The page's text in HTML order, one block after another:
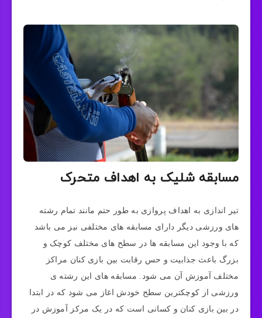
مسابقه شلیک به اهداف متحرک
تیر اندازی به اهداف پروازی به طور حتم مانند تمام رشته
های ورزشی دیگر دارای مسابقه های مختلفی نیز می باشد
که با وجود این مسابقه ها در سطح های مختلف کوچک و
بزرگ باعث جذابیت و حس رقابت بین بازی کنان مراکز
مختلف آموزش آن می شود. مسابقه های این رشته ی
ورزشی از کوچکترین سطح خودش اغاز می شود که در ابتدا
در بین بازی کنان و کسانی است که در یک مرکز آموزش در